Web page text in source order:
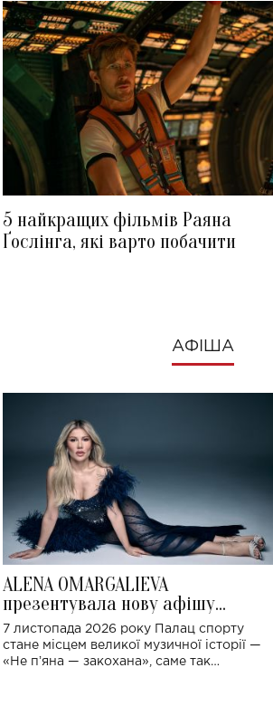
5 найкращих фільмів Раяна
Ґослінга, які варто побачити
АФІША
ALENA OMARGALIEVA
презентувала нову афішу
великого концерту в Палаці
спорту
7 листопада 2026 року Палац спорту
стане місцем великої музичної історії —
«Не пʼяна — закохана», саме так